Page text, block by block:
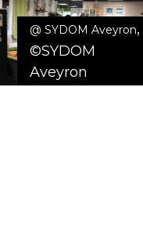
@ SYDOM Aveyron,
©SYDOM
Aveyron